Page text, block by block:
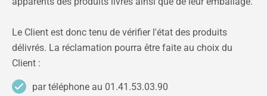
Le Client est donc tenu de vérifier l'état des produits
délivrés. La réclamation pourra être faite au choix du
Client :
par téléphone au 01.41.53.03.90